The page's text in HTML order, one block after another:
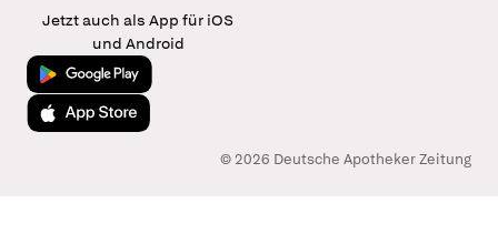
Jetzt auch als App für iOS
und Android
Jetzt bei Google Play
Laden im App Store
© 2026 Deutsche Apotheker Zeitung